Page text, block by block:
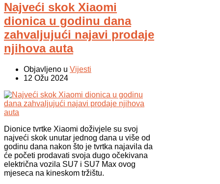
Najveći skok Xiaomi
dionica u godinu dana
zahvaljujući najavi prodaje
njihova auta
Objavljeno u Vijesti
12 Ožu 2024
Dionice tvrtke Xiaomi doživjele su svoj
najveći skok unutar jednog dana u više od
godinu dana nakon što je tvrtka najavila da
će početi prodavati svoja dugo očekivana
električna vozila SU7 i SU7 Max ovog
mjeseca na kineskom tržištu.